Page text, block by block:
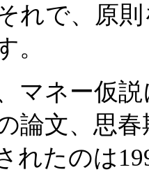
れで、原
。
マネー仮
論文、思
れたのは